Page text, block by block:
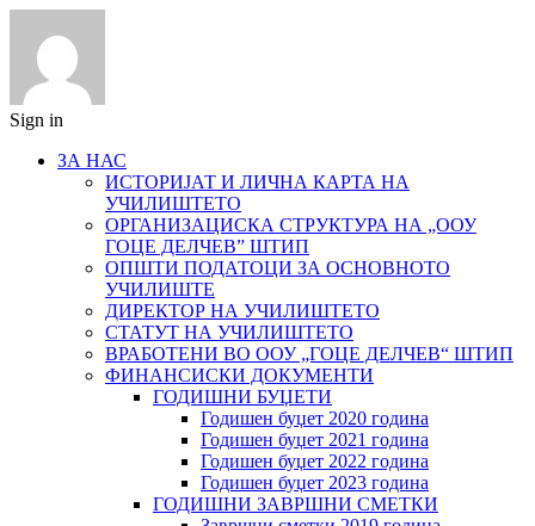
Sign in
ЗА НАС
ИСТОРИЈАТ И ЛИЧНА КАРТА НА
УЧИЛИШТЕТО
ОРГАНИЗАЦИСКА СТРУКТУРА НА „ООУ
ГОЦЕ ДЕЛЧЕВ” ШТИП
ОПШТИ ПОДАТОЦИ ЗА ОСНОВНОТО
УЧИЛИШТЕ
ДИРЕКТОР НА УЧИЛИШТЕТО
СТАТУТ НА УЧИЛИШТЕТО
ВРАБОТЕНИ ВО ООУ „ГОЦЕ ДЕЛЧЕВ“ ШТИП
ФИНАНСИСКИ ДОКУМЕНТИ
ГОДИШНИ БУЏЕТИ
Годишен буџет 2020 година
Годишен буџет 2021 година
Годишен буџет 2022 година
Годишен буџет 2023 година
ГОДИШНИ ЗАВРШНИ СМЕТКИ